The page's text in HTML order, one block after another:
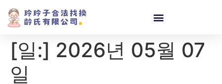
[일:] 2026년 05월 07
일